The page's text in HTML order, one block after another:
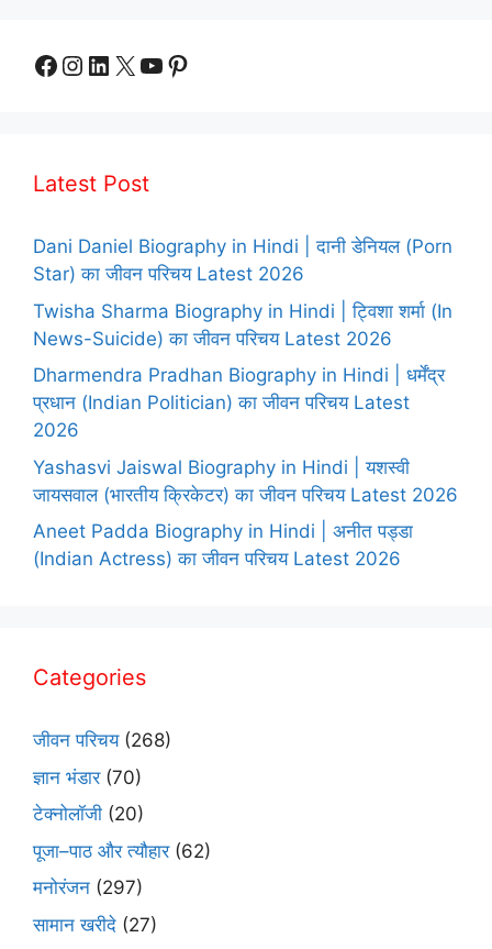
Facebook
Instagram
LinkedIn
X YouTube
Pinterest
Latest Post
Dani Daniel Biography in Hindi | दानी डेनियल (Porn
Star) का जीवन परिचय Latest 2026
Twisha Sharma Biography in Hindi | ट्विशा शर्मा (In
News-Suicide) का जीवन परिचय Latest 2026
Dharmendra Pradhan Biography in Hindi | धर्मेंद्र
प्रधान (Indian Politician) का जीवन परिचय Latest
2026
Yashasvi Jaiswal Biography in Hindi | यशस्वी
जायसवाल (भारतीय क्रिकेटर) का जीवन परिचय Latest 2026
Aneet Padda Biography in Hindi | अनीत पड्डा
(Indian Actress) का जीवन परिचय Latest 2026
Categories
जीवन परिचय(268)
ज्ञान भंडार(70)
टेक्नोलॉजी (20)
पूजा–पाठ और त्यौहार(62)
मनोरंजन (297)
सामान खरीदे (27)